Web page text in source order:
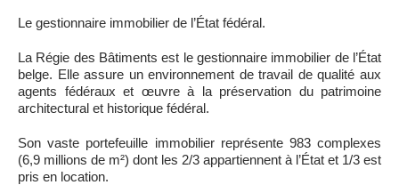
Le gestionnaire immobilier de l’État fédéral.
La Régie des Bâtiments est le gestionnaire immobilier de l’État
belge. Elle assure un environnement de travail de qualité aux
agents fédéraux et œuvre à la préservation du patrimoine
architectural et historique fédéral.
Son vaste portefeuille immobilier représente 983 complexes
(6,9 millions de m²) dont les 2/3 appartiennent à l’État et 1/3 est
pris en location.